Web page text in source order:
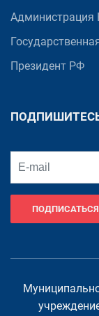
Администрация
Президент РФ
ПОДПИСАТЬСЯ